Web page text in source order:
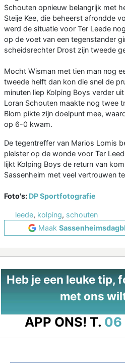
Schouten opnieuw belangrijk met
Steije Kee, die beheerst afrondde
werd de situatie voor Ter Leede
op de voet van een tegenstander
scheidsrechter Drost zijn tweede
Mocht Wisman met tien man nog
tweede helft dan kon die snel de
minuten liep Kolping Boys verder
Loran Schouten maakte nog twee
Blom pikte zijn doelpunt mee,
op 6-0 kwam.
De tegentreffer van Marios Lomis
pleister op de wonde voor Ter
lijkt Kolping Boys de return van
Sassenheim met veel vertrouwen
Foto's: DP Sportfotografie
leede, kolping, schouten
Maak
Heb je een leuke tip,
met ons
APP ONS! T. 06